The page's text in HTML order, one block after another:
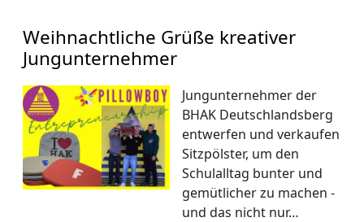
Weihnachtliche Grüße kreativer
Jungunternehmer
Jungunternehmer der
BHAK Deutschlandsberg
entwerfen und verkaufen
Sitzpölster, um den
Schulalltag bunter und
gemütlicher zu machen -
und das nicht nur…